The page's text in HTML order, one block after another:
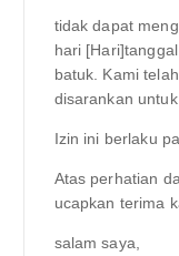
tidak dapat
hari
batuk. Kami
disarankan
Izin ini berlaku
Atas perhatian
ucapkan terima
salam saya,